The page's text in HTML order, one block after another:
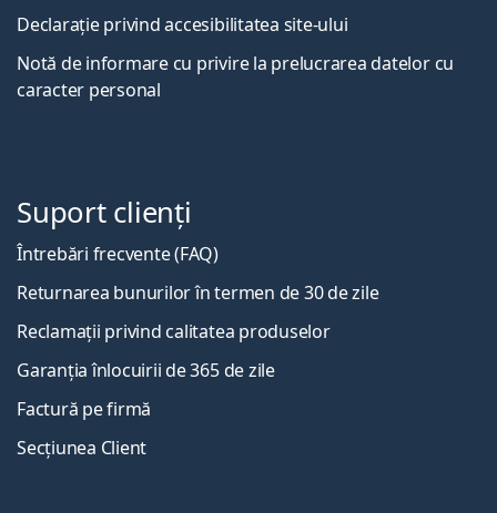
Declarație privind accesibilitatea site-ului
Notă de informare cu privire la prelucrarea datelor cu
caracter personal
Suport clienți
Întrebări frecvente (FAQ)
Returnarea bunurilor în termen de 30 de zile
Reclamații privind calitatea produselor
Garanția înlocuirii de 365 de zile
Factură pe firmă
Secțiunea Client